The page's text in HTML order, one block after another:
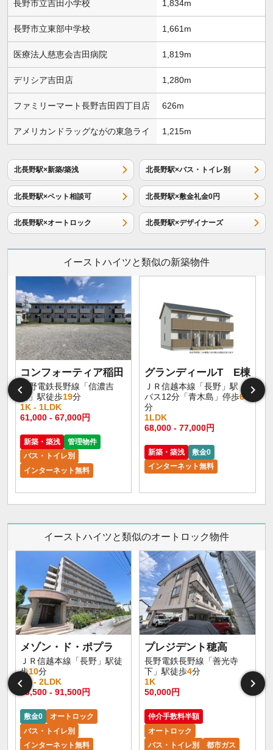
長野市立吉田小学校 1,834m
長野市立東部中学校 1,661m
医療法人慈恵会吉田病院 1,819m
デリシア吉田店 1,280m
ファミリーマート長野吉田四丁目店 626m
アメリカンドラッグながの東急ライ 1,215m
北長野駅×新築/築浅 北長野駅×バス・トイレ別
北長野駅×ペット相談可 北長野駅×敷金礼金0円
北長野駅×オートロック 北長野駅×デザイナーズ
イーストハイツと類似の新築物件
コンフォーティア稲田
長野電鉄長野線「信濃吉
田」駅徒歩19分
1K - 1LDK
61,000 - 67,000円
新築・築浅
管理物件
バス・トイレ別
インターネット無料
グランディールT E棟
ＪＲ信越本線「長野」駅
バス12分「青木島」停歩6
分
1LDK
68,000 - 77,000円
新築・築浅
敷金0
インターネット無料
イーストハイツと類似のオートロック物件
メゾン・ド・ポプラ
ＪＲ信越本線「長野」駅徒
歩10分
1R - 2LDK
60,500 - 91,500円
敷金0
オートロック
バス・トイレ別
インターネット無料
プレジデント穂高
長野電鉄長野線「善光寺
下」駅徒歩4分
1K
50,000円
仲介手数料半額
オートロック
バス・トイレ別
都市ガス